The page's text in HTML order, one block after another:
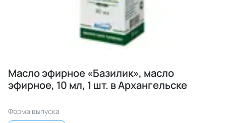
Масло эфирное «Базилик», масло
эфирное, 10 мл, 1 шт. в Архангельске
Форма выпуска